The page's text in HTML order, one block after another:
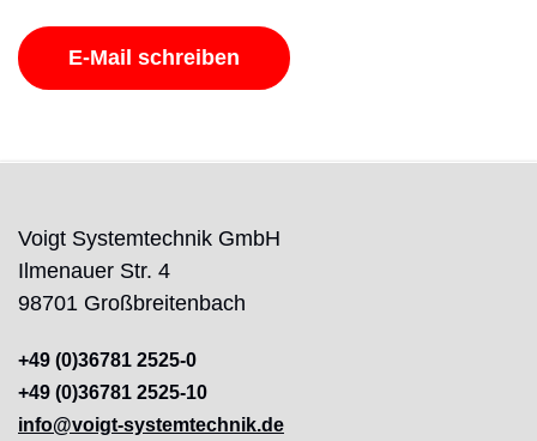
E-Mail schreiben
Voigt Systemtechnik GmbH
Ilmenauer Str. 4
98701 Großbreitenbach
+49 (0)36781 2525-0
+49 (0)36781 2525-10
info@voigt-systemtechnik.de